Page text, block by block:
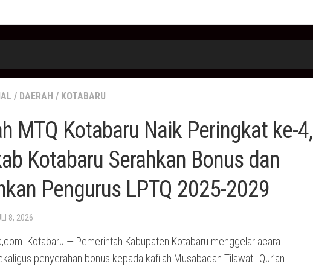
/ DAERAH / KOTABARU
MTQ Kotabaru Naik Peringkat ke-4,
Kotabaru Serahkan Bonus dan
Pengurus LPTQ 2025-2029
8, 2026
Kotabaru — Pemerintah Kabupaten Kotabaru menggelar acara
penyerahan bonus kepada kafilah Musabaqah Tilawatil Qur’an